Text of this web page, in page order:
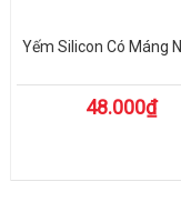
Yếm Silicon Có Máng
48.000₫